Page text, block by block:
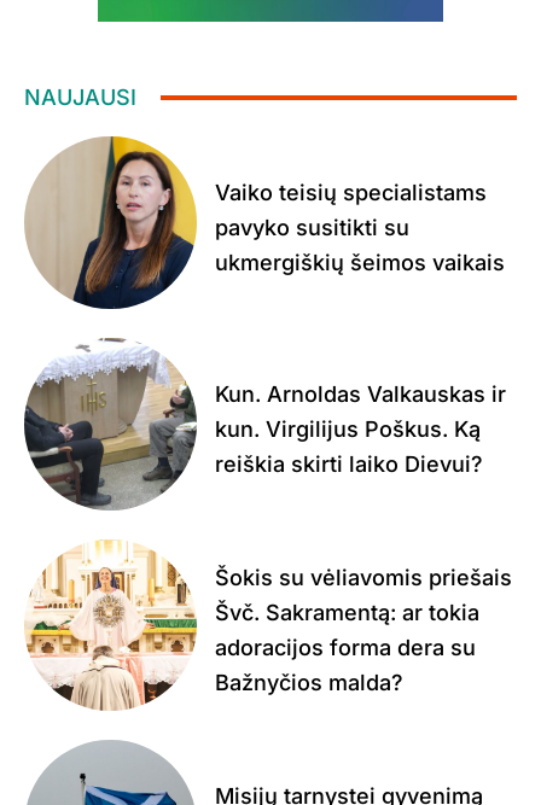
NAUJAUSI
Vaiko teisių specialistams
pavyko susitikti su
ukmergiškių šeimos vaikais
Kun. Arnoldas Valkauskas ir
kun. Virgilijus Poškus. Ką
reiškia skirti laiko Dievui?
Šokis su vėliavomis priešais
Švč. Sakramentą: ar tokia
adoracijos forma dera su
Bažnyčios malda?
Misijų tarnystei gyvenimą